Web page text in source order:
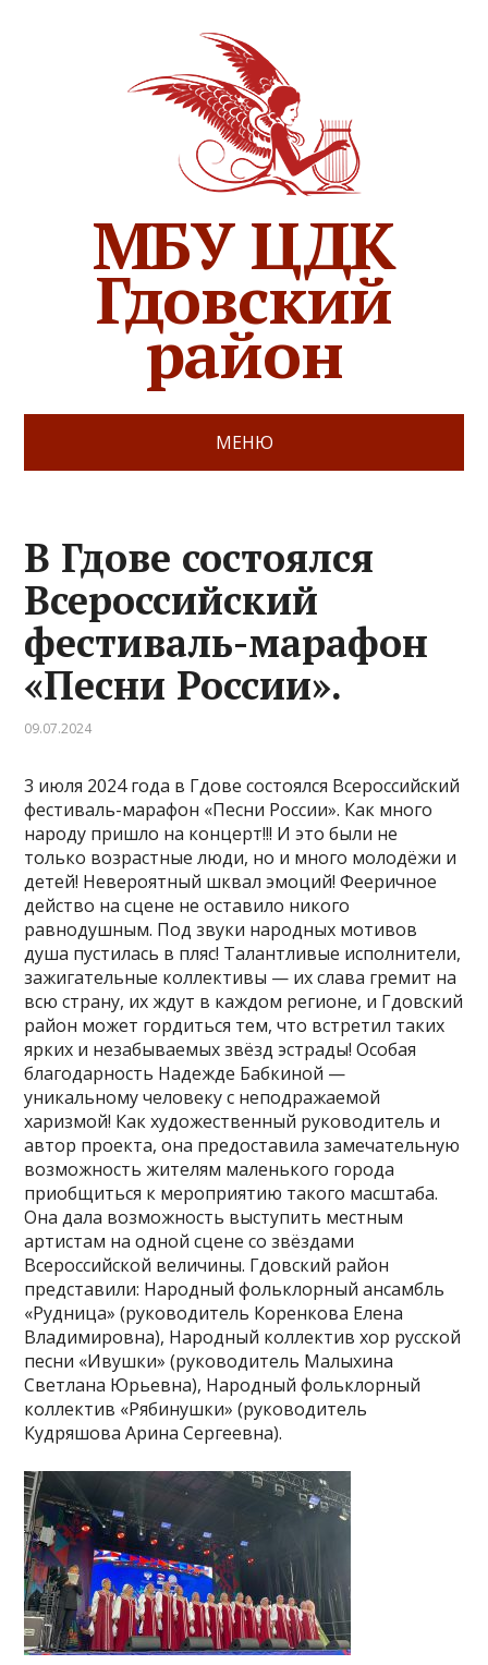
МБУ ЦДК
Гдовский
район
МЕНЮ
В Гдове состоялся
Всероссийский
фестиваль-марафон
«Песни России».
09.07.2024
3 июля 2024 года в Гдове состоялся Всероссийский
фестиваль-марафон «Песни России». Как много
народу пришло на концерт!!! И это были не
только возрастные люди, но и много молодёжи и
детей! Невероятный шквал эмоций! Фееричное
действо на сцене не оставило никого
равнодушным. Под звуки народных мотивов
душа пустилась в пляс! Талантливые исполнители,
зажигательные коллективы — их слава гремит на
всю страну, их ждут в каждом регионе, и Гдовский
район может гордиться тем, что встретил таких
ярких и незабываемых звёзд эстрады! Особая
благодарность Надежде Бабкиной —
уникальному человеку с неподражаемой
харизмой! Как художественный руководитель и
автор проекта, она предоставила замечательную
возможность жителям маленького города
приобщиться к мероприятию такого масштаба.
Она дала возможность выступить местным
артистам на одной сцене со звёздами
Всероссийской величины. Гдовский район
представили: Народный фольклорный ансамбль
«Рудница» (руководитель Коренкова Елена
Владимировна), Народный коллектив хор русской
песни «Ивушки» (руководитель Малыхина
Светлана Юрьевна), Народный фольклорный
коллектив «Рябинушки» (руководитель
Кудряшова Арина Сергеевна).